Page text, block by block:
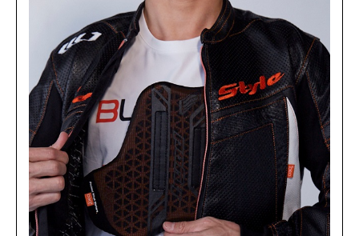
GREY/BLACK
¥43,890
カートに入れる
GREY/BLACK
LW
¥43,890 (税込)
カートに入れる
KHAKI/WHITE
M
¥43,890(税込)
カートに入れる
KHAKI/WHITE
LL
¥43,890(税込)
カートに入れる